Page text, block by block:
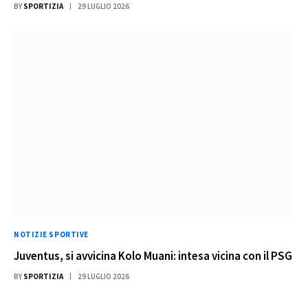
BY SPORTIZIA 29 LUGLIO 2026
NOTIZIE SPORTIVE
Juventus, si avvicina Kolo Muani: intesa vicina con il PSG
BY SPORTIZIA 29 LUGLIO 2026